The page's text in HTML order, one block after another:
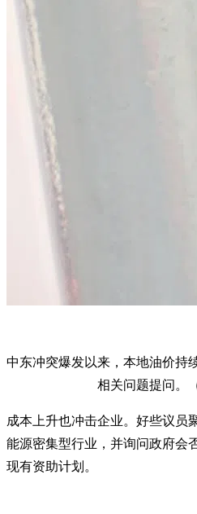
中东冲突爆发以来，本地油价持
相关问题提问。
成本上升也冲击企业。好些议员
能源密集型行业，并询问政府会
现有资助计划。